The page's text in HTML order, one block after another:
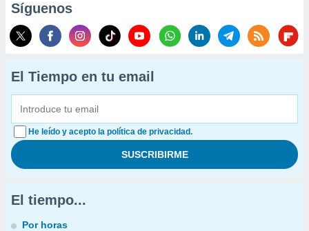
Síguenos
El Tiempo en tu email
He leído y acepto la política de privacidad.
El tiempo...
Por horas